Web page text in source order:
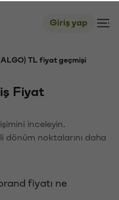
Giriş yap
TL fiyat geçmişi
Fiyat
inceleyin.
dönüm noktalarını daha
fiyatı ne